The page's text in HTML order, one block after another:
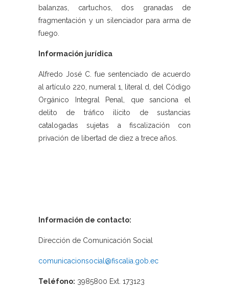
balanzas, cartuchos, dos granadas de
fragmentación y un silenciador para arma de
fuego.
Información jurídica
Alfredo José C. fue sentenciado de acuerdo
al artículo 220, numeral 1, literal d, del Código
Orgánico Integral Penal, que sanciona el
delito de tráfico ilícito de sustancias
catalogadas sujetas a fiscalización con
privación de libertad de diez a trece años.
Información de contacto:
Dirección de Comunicación Social
comunicacionsocial@fiscalia.gob.ec
Teléfono: 3985800 Ext. 173123